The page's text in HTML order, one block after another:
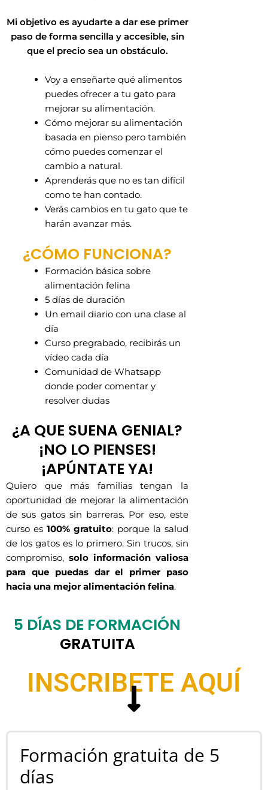
Mi objetivo es ayudarte a dar ese primer
paso de forma sencilla y accesible, sin
que el precio sea un obstáculo.
Voy a enseñarte qué alimentos
puedes ofrecer a tu gato para
mejorar su alimentación.
Cómo mejorar su alimentación
basada en pienso pero también
cómo puedes comenzar el
cambio a natural.
Aprenderás que no es tan difícil
como te han contado.
Verás cambios en tu gato que te
harán avanzar más.
¿CÓMO FUNCIONA?
Formación básica sobre
alimentación felina
5 días de duración
Un email diario con una clase al
día
Curso pregrabado, recibirás un
vídeo cada día
Comunidad de Whatsapp
donde poder comentar y
resolver dudas
¿A QUE SUENA GENIAL?
¡NO LO PIENSES!
¡APÚNTATE YA!
Quiero que más familias tengan la
oportunidad de mejorar la alimentación
de sus gatos sin barreras. Por eso, este
curso es 100% gratuito: porque la salud
de los gatos es lo primero. Sin trucos, sin
compromiso, solo información valiosa
para que puedas dar el primer paso
hacia una mejor alimentación felina.
5 DÍAS DE FORMACIÓN
GRATUITA
INSCRIBETE AQUÍ
Formación gratuita de 5
días